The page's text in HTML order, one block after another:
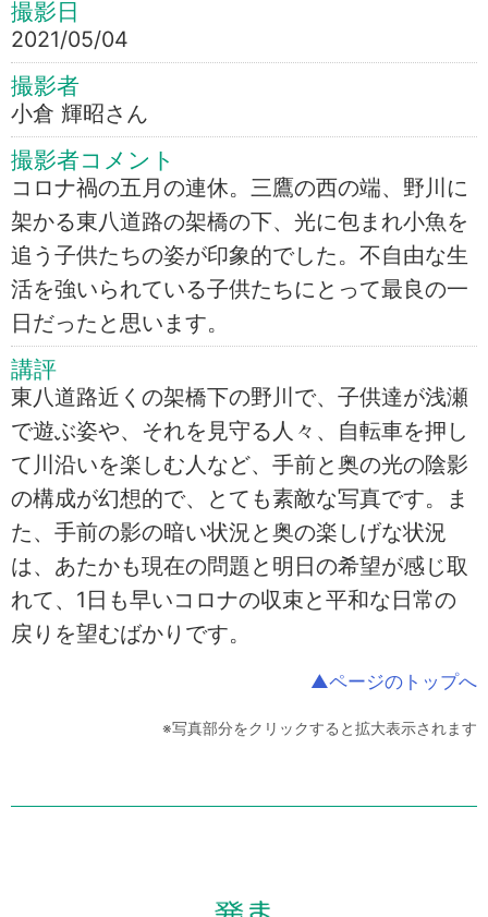
撮影日
2021/05/04
撮影者
小倉 輝昭さん
撮影者コメント
コロナ禍の五月の連休。三鷹の西の端、野川に
架かる東八道路の架橋の下、光に包まれ小魚を
追う子供たちの姿が印象的でした。不自由な生
活を強いられている子供たちにとって最良の一
日だったと思います。
講評
東八道路近くの架橋下の野川で、子供達が浅瀬
で遊ぶ姿や、それを見守る人々、自転車を押し
て川沿いを楽しむ人など、手前と奥の光の陰影
の構成が幻想的で、とても素敵な写真です。ま
た、手前の影の暗い状況と奥の楽しげな状況
は、あたかも現在の問題と明日の希望が感じ取
れて、1日も早いコロナの収束と平和な日常の
戻りを望むばかりです。
▲ページのトップへ
※写真部分をクリックすると拡大表示されます